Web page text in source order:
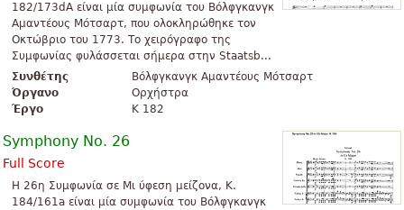
182/173dA είναι μία συμφωνία του Βόλφγκανγκ
Αμαντέους Μότσαρτ, που ολοκληρώθηκε τον
Οκτώβριο του 1773. Το χειρόγραφο της
Συμφωνίας φυλάσσεται σήμερα στην Staatsb...
Συνθέτης
Βόλφγκανγκ Αμαντέους Μότσαρτ
Όργανο
Ορχήστρα
Έργο
K 182
Symphony No. 26
Full Score
Η 26η Συμφωνία σε Μι ύφεση μείζονα, K.
184/161a είναι μία συμφωνία του Βόλφγκανγκ